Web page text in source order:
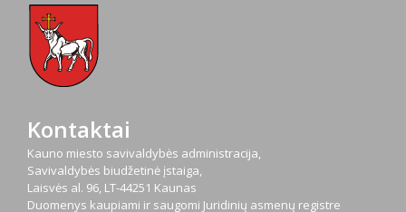
Kontaktai
Kauno miesto savivaldybės administracija,
Savivaldybės biudžetinė įstaiga,
Laisvės al. 96, LT-44251 Kaunas
Duomenys kaupiami ir saugomi Juridinių asmenų registre